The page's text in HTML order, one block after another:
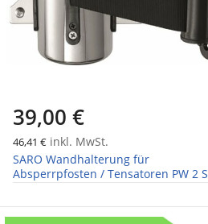
39,00 €
46,41 €inkl. MwSt.
SARO Wandhalterung für
Absperrpfosten / Tensatoren PW 2 S